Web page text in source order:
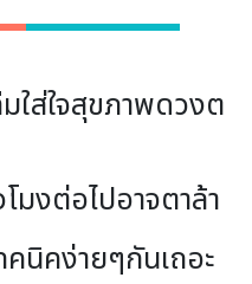
ใส่ใจสุขภาพดวงต
มงต่อไปอาจตาล้า
คนิคง่ายๆกันเถอะ